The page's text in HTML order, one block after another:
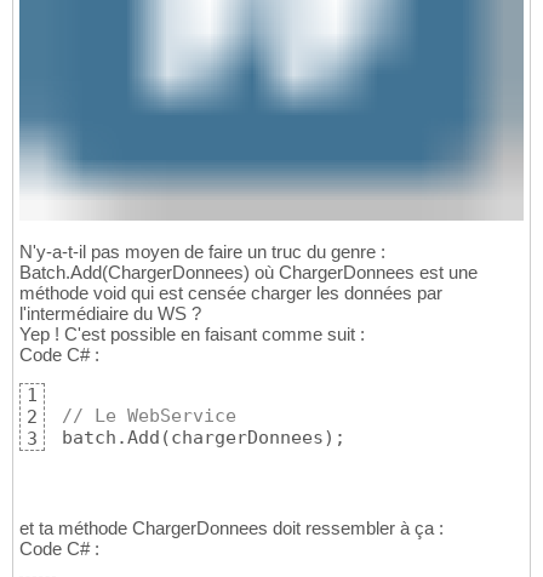
N'y-a-t-il pas moyen de faire un truc du genre :
Batch.Add(ChargerDonnees) où ChargerDonnees est une
méthode void qui est censée charger les données par
l'intermédiaire du WS ?
Yep ! C'est possible en faisant comme suit :
Code C# :
1
2
3
// Le WebService
batch.Add (chargerDonnees) ;
et ta méthode ChargerDonnees doit ressembler à ça :
Code C# :